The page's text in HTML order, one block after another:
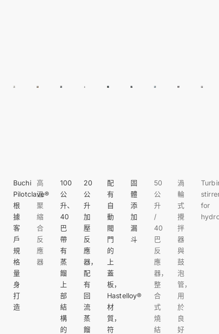
Buchi
Pilotclave®
根
據
客
戶
規
格
量
身
打
造
高
溫
聚
縮
合
反
應
器
100
公
升、
40
巴
帶
有
蒸
餾
上
部
結
構
的
20
公
升
加
壓
反
應
器，
配
有
回
流
蒸
餾
配
有
自
動
閥
門
的
上
蓋
板，
Hastelloy®
材
質，
符
固
體
添
加
漏
斗
50
公
升
/
40
巴
反
應
器，
整
合
式
燒
結
渦
輪
式
攪
拌
器
與
鼓
泡
管，
用
於
良
好
for